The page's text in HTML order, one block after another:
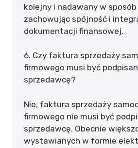
kolejny i nadawany w sposób
zachowując spójność i
dokumentacji finansowej.
6. Czy faktura sprzedaży
firmowego musi być
sprzedawcę?
Nie, faktura sprzedaży
firmowego nie musi być
sprzedawcę. Obecnie
wystawianych w formie